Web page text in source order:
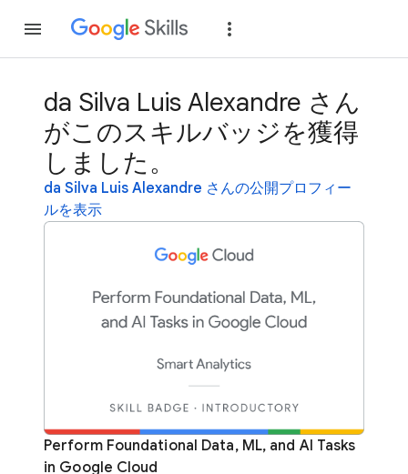
da Silva Luis Alexandre さん
がこのスキルバッジを獲得
しました。
da Silva Luis Alexandre さんの公開プロフィー
ルを表示